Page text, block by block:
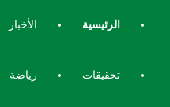
الرئيسية الأخبار
تحقيقات رياضة